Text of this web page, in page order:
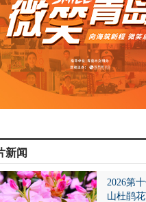
新闻
2026第
山杜鹃